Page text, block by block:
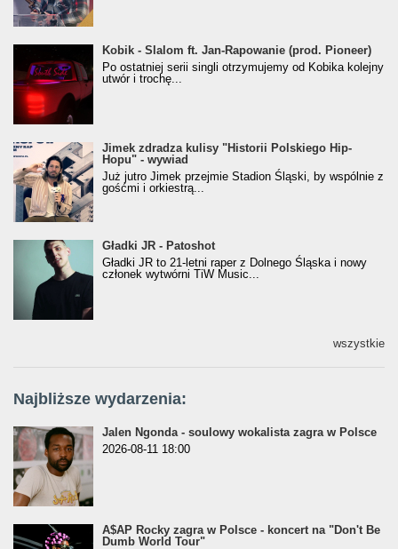
Kobik - Slalom ft. Jan-Rapowanie (prod. Pioneer)
[Official Music Visualiser]
Kobik - Slalom ft. Jan-Rapowanie (prod. Pioneer)
Po ostatniej serii singli otrzymujemy od Kobika kolejny
utwór i trochę...
Jimek zdradza kulisy "Historii Polskiego Hip-
Hopu" - wywiad
Jimek zdradza kulisy "Historii Polskiego Hip-
Hopu" - wywiad
Już jutro Jimek przejmie Stadion Śląski, by wspólnie z
gośćmi i orkiestrą...
Gładki JR - Patoshot
Gładki JR - Patoshot
Gładki JR to 21-letni raper z Dolnego Śląska i nowy
członek wytwórni TiW Music...
wszystkie
Najbliższe wydarzenia:
Jalen Ngonda - soulowy wokalista zagra w Polsce
2026-08-11 18:00
A$AP Rocky zagra w Polsce - koncert na "Don't Be
Dumb World Tour"